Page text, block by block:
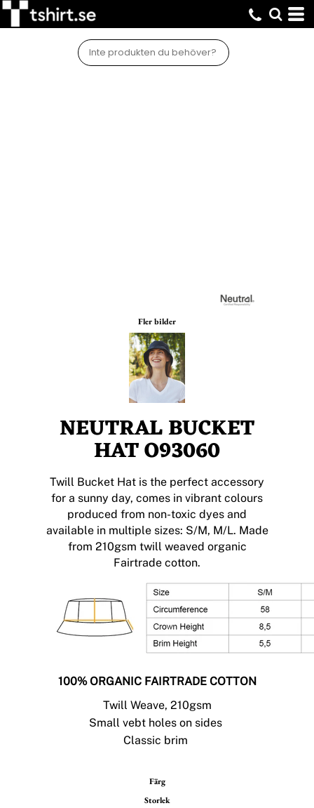
Fler bilder
NEUTRAL BUCKET
HAT O93060
Twill Bucket Hat is the perfect accessory
for a sunny day, comes in vibrant colours
produced from non-toxic dyes and
available in multiple sizes: S/M, M/L. Made
from 210gsm twill weaved organic
Fairtrade cotton.
100% ORGANIC FAIRTRADE COTTON
Twill Weave, 210gsm
Small vebt holes on sides
Classic brim
Färg
Storlek